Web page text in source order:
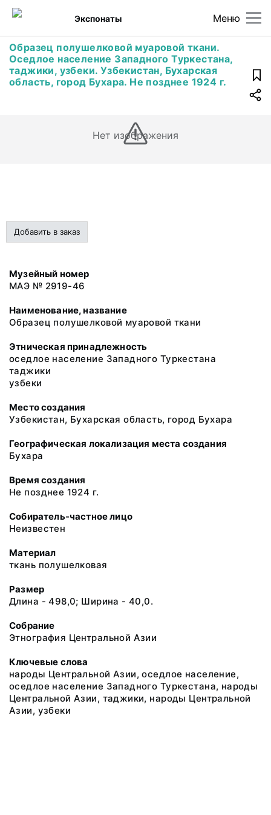
Меню
Экспонаты
Образец полушелковой муаровой ткани.
Оседлое население Западного Туркестана,
таджики, узбеки. Узбекистан, Бухарская
область, город Бухара. Не позднее 1924 г.
Нет изображения
Добавить в заказ
Музейный номер
МАЭ № 2919-46
Наименование, название
Образец полушелковой муаровой ткани
Этническая принадлежность
оседлое население Западного Туркестана
таджики
узбеки
Место создания
Узбекистан, Бухарская область, город Бухара
Географическая локализация места создания
Бухара
Время создания
Не позднее 1924 г.
Собиратель-частное лицо
Неизвестен
Материал
ткань полушелковая
Размер
Длина - 498,0; Ширина - 40,0.
Собрание
Этнография Центральной Азии
Ключевые слова
народы Центральной Азии, оседлое население,
оседлое население Западного Туркестана, народы
Центральной Азии, таджики, народы Центральной
Азии, узбеки